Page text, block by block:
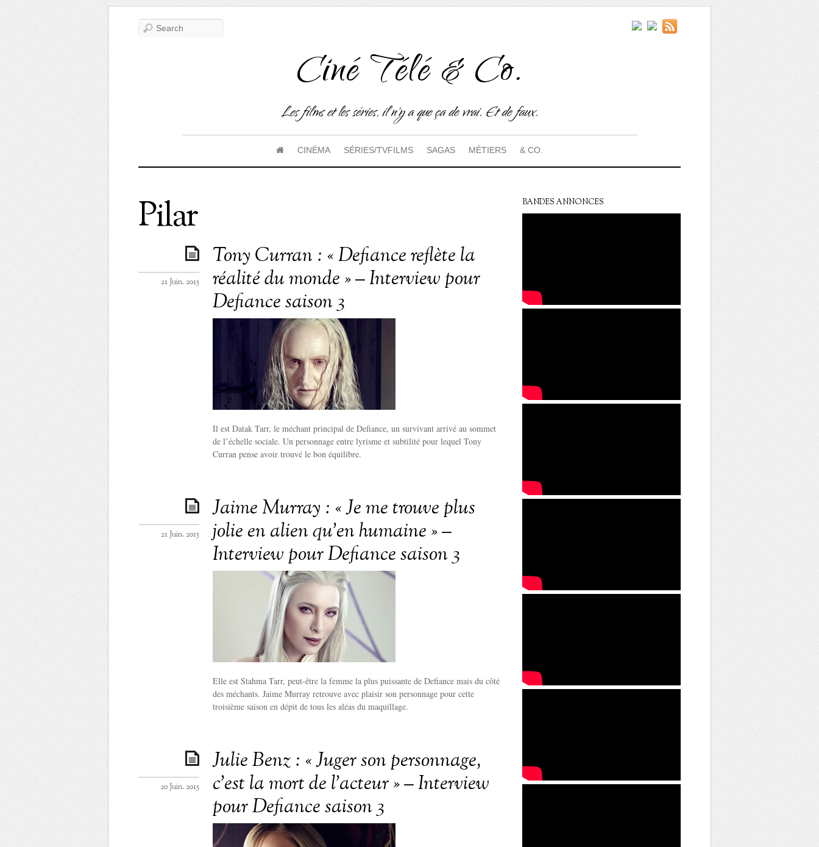
Ciné Télé & Co.
Les films et les séries, il n'y a que ça de vrai. Et de faux.
CINÉMA SÉRIES/TVFILMS SAGAS MÉTIERS & CO.
Pilar
Tony Curran : « Defiance reflète la
réalité du monde » – Interview pour
Defiance saison 3
21 Juin. 2015
Il est Datak Tarr, le méchant principal de Defiance, un survivant arrivé au sommet
de l’échelle sociale. Un personnage entre lyrisme et subtilité pour lequel Tony
Curran pense avoir trouvé le bon équilibre.
Jaime Murray : « Je me trouve plus
jolie en alien qu’en humaine » –
Interview pour Defiance saison 3
21 Juin. 2015
Elle est Stahma Tarr, peut-être la femme la plus puissante de Defiance mais du côté
des méchants. Jaime Murray retrouve avec plaisir son personnage pour cette
troisième saison en dépit de tous les aléas du maquillage.
Julie Benz : « Juger son personnage,
c’est la mort de l’acteur » – Interview
pour Defiance saison 3
20 Juin. 2015
BANDES ANNONCES